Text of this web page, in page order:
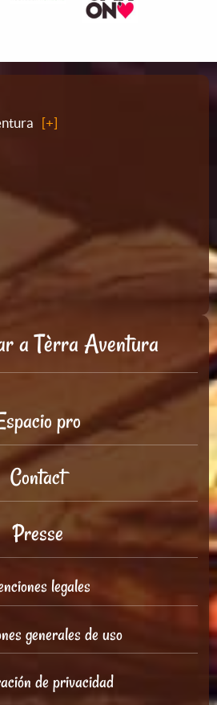
a Tèrra Aventura
pro
Contact
Presse
legales
generales de uso
de privacidad